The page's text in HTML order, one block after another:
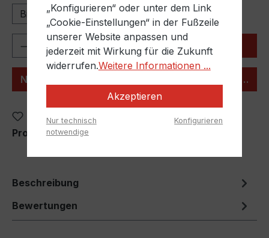
Bier-Drive
NW 25 NW 32 NW 40
Produkt Anzahl: Gib denIn den Warenkorb
Nicht die passende Menge gefunden? Wir helfen
Produktnummer:
Beschreibung
Bewertungen
„Konfigurieren“ oder unter dem Link
„Cookie-Einstellungen“ in der Fußzeile
unserer Website anpassen und
jederzeit mit Wirkung für die Zukunft
widerrufen.Weitere Informationen ...
Akzeptieren
Nur technisch
notwendige
Konfigurieren